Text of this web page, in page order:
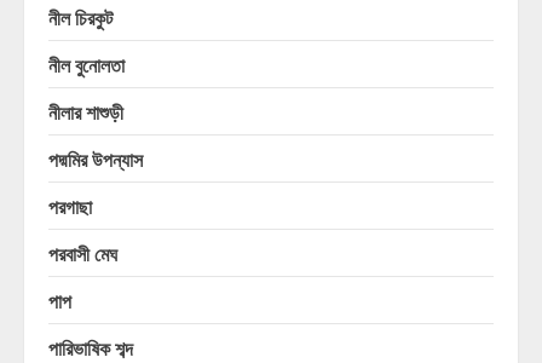
নীল চিরকুট
নীল বুনোলতা
নীলার শাশুড়ী
পদ্মমির উপন্যাস
পরগাছা
পরবাসী মেঘ
পাপ
পারিভাষিক শব্দ